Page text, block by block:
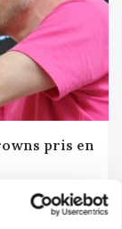
pris en